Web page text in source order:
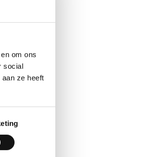
om ons
social
ze heeft